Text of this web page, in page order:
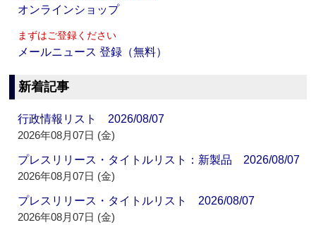
オンラインショップ
まずはご登録ください
メールニュース 登録（無料）
新着記事
行政情報リスト 2026/08/07
2026年08月07日 (金)
プレスリリース・タイトルリスト：新製品 2026/08/07
2026年08月07日 (金)
プレスリリース・タイトルリスト 2026/08/07
2026年08月07日 (金)